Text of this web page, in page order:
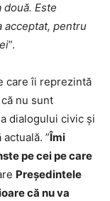
Este
acceptat, pentru
”.
care îi reprezintă
nu sunt
dialogului civic și
”Îmi
pe cei pe care
Președintele
că nu va